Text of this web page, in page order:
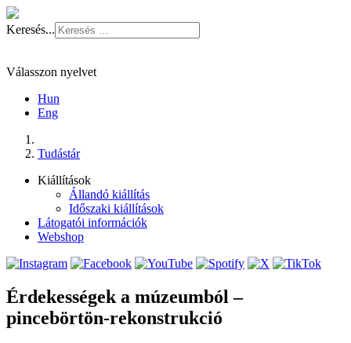
Keresés...
Válasszon nyelvet
Hun
Eng
Tudástár
Kiállítások
Állandó kiállítás
Időszaki kiállítások
Látogatói információk
Webshop
Érdekességek a múzeumból –
pincebörtön-rekonstrukció